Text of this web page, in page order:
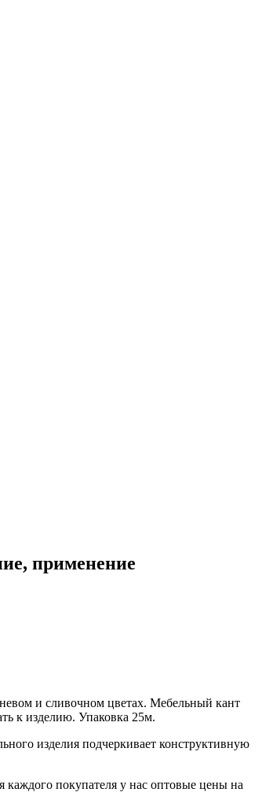
применение
и сливочном цветах. Мебельный кант
к изделию. Упаковка 25м.
изделия подчеркивает конструктивную
покупателя у нас оптовые цены на